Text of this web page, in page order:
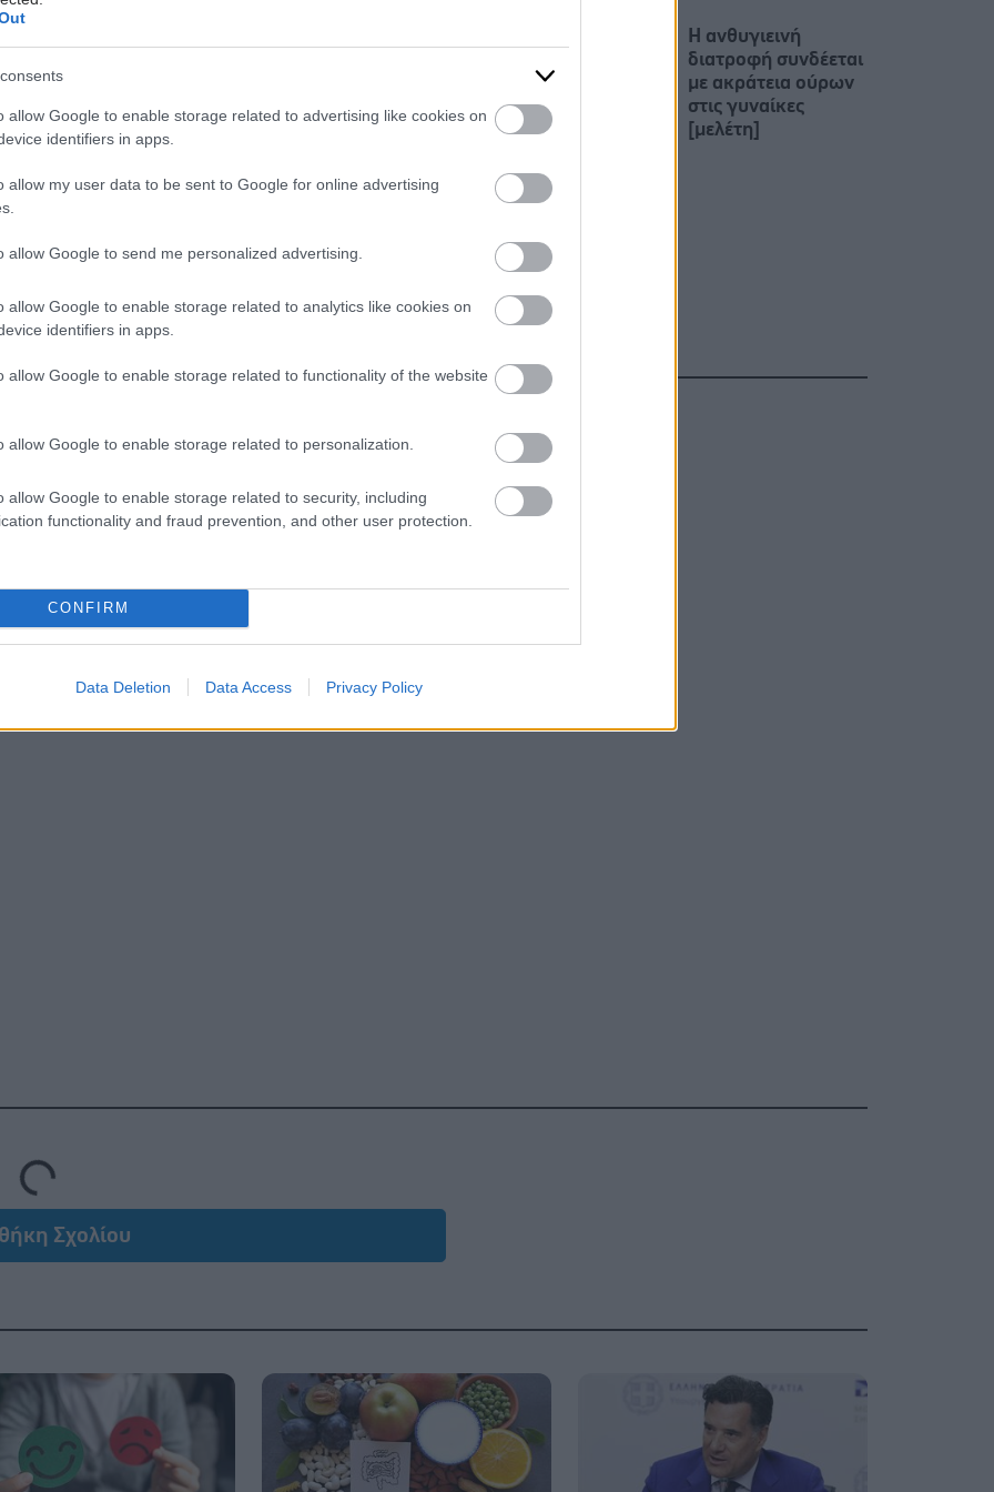
allow Google to enable storage related to advertising like cookies on
identifiers in apps.
allow my user data to be sent to Google for online advertising
allow Google to send me personalized advertising.
allow Google to enable storage related to analytics like cookies on
identifiers in apps.
allow Google to enable storage related to functionality of the website
allow Google to enable storage related to personalization.
allow Google to enable storage related to security, including
functionality and fraud prevention, and other user protection.
CONFIRM
Data Deletion Data Access Privacy Policy
Η ανθυγιεινή
διατροφή συνδέεται
με ακράτεια ούρων
στις γυναίκες
[μελέτη]
Loading...
Σχολίου